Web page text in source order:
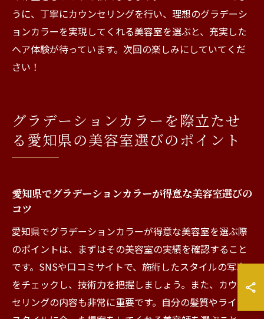
うに、丁寧にカウンセリングを行い、理想のグラデーシ
ョンカラーを実現してくれる美容室を選ぶと、充実した
ヘア体験が待っています。次回の楽しみにしていてくだ
さい！
グラデーションカラーを際立たせ
る愛知県の美容室選びのポイント
愛知県でグラデーションカラーが得意な美容室選びの
コツ
愛知県でグラデーションカラーが得意な美容室を選ぶ際
のポイントは、まずはその美容室の実績を確認すること
です。SNSや口コミサイトで、施術したスタイルの写真
をチェックし、技術力を把握しましょう。また、カウン
セリングの内容も非常に重要です。自分の髪質やライフ